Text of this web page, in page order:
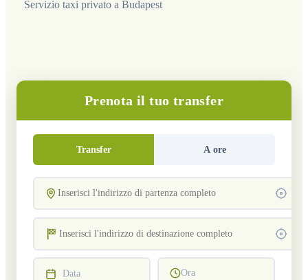
Servizio taxi privato a Budapest
Prenota il tuo transfer
Transfer A ore
Data Ora